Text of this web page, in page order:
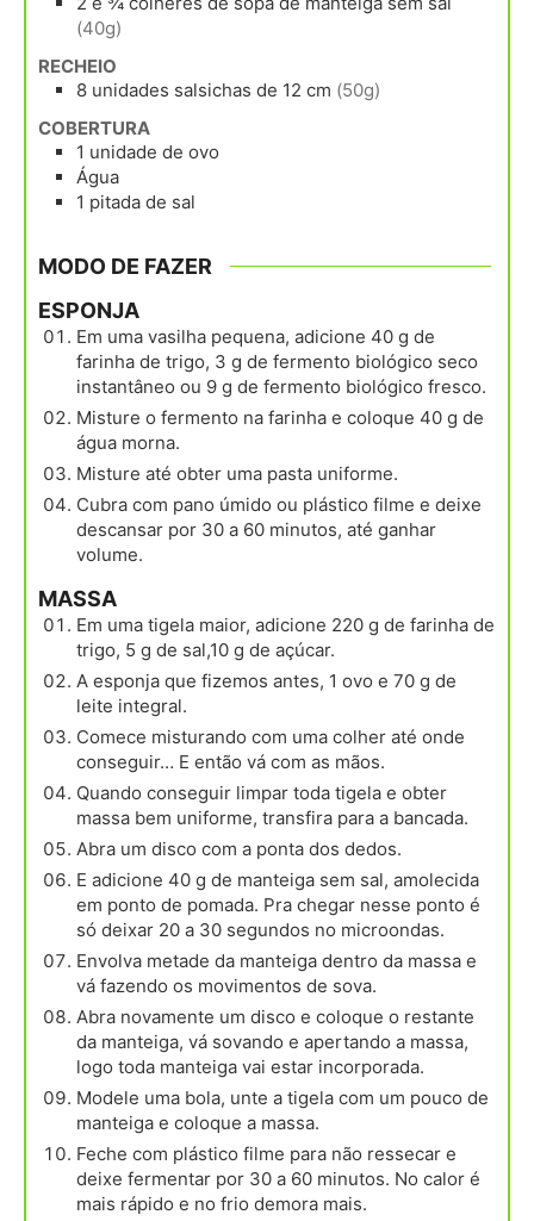
(40g)
RECHEIO
8 unidades salsichas de 12 cm (50g)
COBERTURA
1 unidade de ovo
Água
1 pitada de sal
MODO DE FAZER
ESPONJA
Em uma vasilha pequena, adicione 40 g de
farinha de trigo, 3 g de fermento biológico seco
instantâneo ou 9 g de fermento biológico fresco.
Misture o fermento na farinha e coloque 40 g de
água morna.
Misture até obter uma pasta uniforme.
Cubra com pano úmido ou plástico filme e deixe
descansar por 30 a 60 minutos, até ganhar
volume.
MASSA
Em uma tigela maior, adicione 220 g de farinha de
trigo, 5 g de sal,10 g de açúcar.
A esponja que fizemos antes, 1 ovo e 70 g de
leite integral.
Comece misturando com uma colher até onde
conseguir… E então vá com as mãos.
Quando conseguir limpar toda tigela e obter
massa bem uniforme, transfira para a bancada.
Abra um disco com a ponta dos dedos.
E adicione 40 g de manteiga sem sal, amolecida
em ponto de pomada. Pra chegar nesse ponto é
só deixar 20 a 30 segundos no microondas.
Envolva metade da manteiga dentro da massa e
vá fazendo os movimentos de sova.
Abra novamente um disco e coloque o restante
da manteiga, vá sovando e apertando a massa,
logo toda manteiga vai estar incorporada.
Modele uma bola, unte a tigela com um pouco de
manteiga e coloque a massa.
Feche com plástico filme para não ressecar e
deixe fermentar por 30 a 60 minutos. No calor é
mais rápido e no frio demora mais.